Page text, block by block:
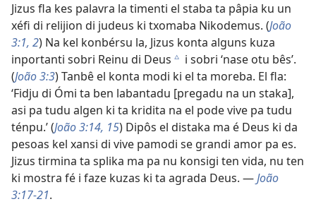
Jizus fla kes palavra la timenti el staba ta pâpia ku un
xéfi di relijion di judeus ki txomaba Nikodemus. (João
3:1, 2) Na kel konbérsu la, Jizus konta alguns kuza
inportanti sobri Reinu di Deus c i sobri ‘nase otu bês’.
(João 3:3) Tanbê el konta modi ki el ta moreba. El fla:
‘Fidju di Ómi ta ben labantadu [pregadu na un staka],
asi pa tudu algen ki ta kridita na el pode vive pa tudu
ténpu.’ (João 3:14, 15) Dipôs el distaka ma é Deus ki da
pesoas kel xansi di vive pamodi se grandi amor pa es.
Jizus tirmina ta splika ma pa nu konsigi ten vida, nu ten
ki mostra fé i faze kuzas ki ta agrada Deus. —João
3:17-21.